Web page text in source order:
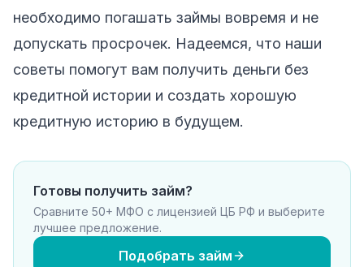
необходимо погашать займы вовремя и не
допускать просрочек. Надеемся, что наши
советы помогут вам получить деньги без
кредитной истории и создать хорошую
кредитную историю в будущем.
Готовы получить займ?
Сравните 50+ МФО с лицензией ЦБ РФ и выберите
лучшее предложение.
Подобрать займ